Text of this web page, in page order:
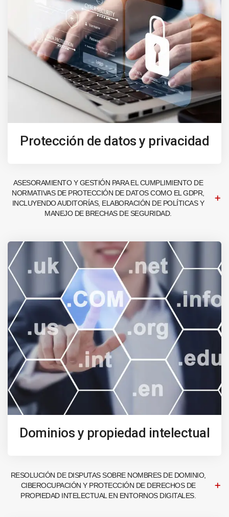
Protección de datos y privacidad
ASESORAMIENTO Y GESTIÓN PARA EL CUMPLIMIENTO DE
NORMATIVAS DE PROTECCIÓN DE DATOS COMO EL GDPR,
INCLUYENDO AUDITORÍAS, ELABORACIÓN DE POLÍTICAS Y
MANEJO DE BRECHAS DE SEGURIDAD.
Dominios y propiedad intelectual
RESOLUCIÓN DE DISPUTAS SOBRE NOMBRES DE DOMINIO,
CIBEROCUPACIÓN Y PROTECCIÓN DE DERECHOS DE
PROPIEDAD INTELECTUAL EN ENTORNOS DIGITALES.